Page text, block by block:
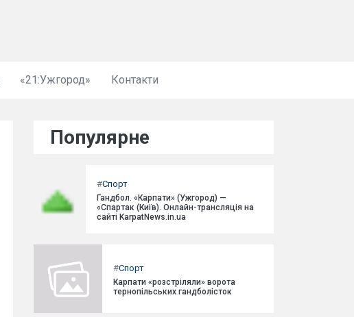
«21:Ужгород» Контакти
Популярне
#Спорт
Гандбол. «Карпати» (Ужгород) —
«Спартак (Київ). Онлайн-трансляція на
сайті KarpatNews.in.ua
#Спорт
Карпати «розстріляли» ворота
тернопільських гандболісток